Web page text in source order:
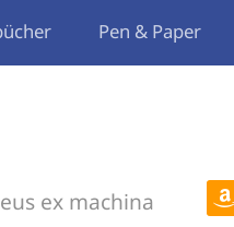
Pen & Paper
ex machina